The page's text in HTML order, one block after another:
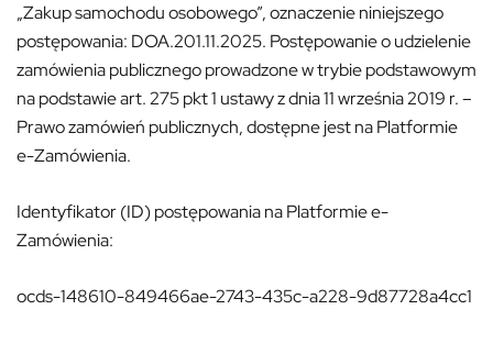
„Zakup samochodu osobowego”, oznaczenie niniejszego
postępowania: DOA.201.11.2025. Postępowanie o udzielenie
zamówienia publicznego prowadzone w trybie podstawowym
na podstawie art. 275 pkt 1 ustawy z dnia 11 września 2019 r. –
Prawo zamówień publicznych, dostępne jest na Platformie
e-Zamówienia.
Identyfikator (ID) postępowania na Platformie e-
Zamówienia:
ocds-148610-849466ae-2743-435c-a228-9d87728a4cc1